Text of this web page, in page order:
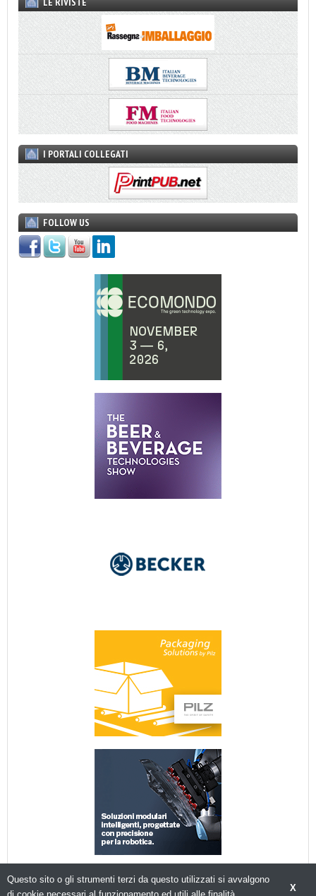
I PORTALI COLLEGATI
FOLLOW US
X
Questo sito o gli strumenti terzi da questo utilizzati si avvalgono